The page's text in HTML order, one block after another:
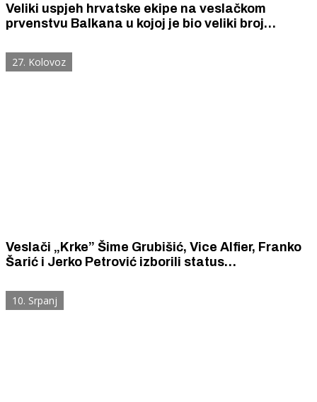
Veliki uspjeh hrvatske ekipe na veslačkom
prvenstvu Balkana u kojoj je bio veliki broj
27. Kolovoz
Veslači „Krke” Šime Grubišić, Vice Alfier, Franko
Šarić i Jerko Petrović izborili status
Hrvatsku već na Prvenstvu Balkana u Turskoj.
10. Srpanj